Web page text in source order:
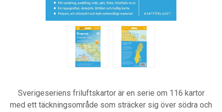
Sverigeseriens friluftskartor är en serie om 116 kartor
med ett täckningsområde som sträcker sig över södra och